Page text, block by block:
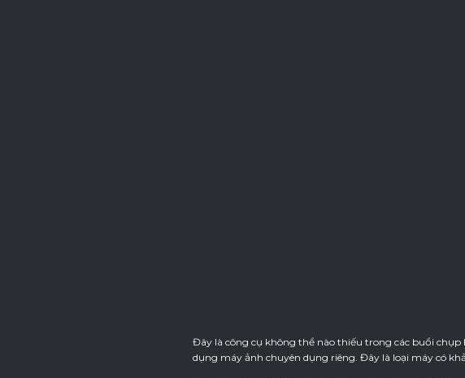
Đây là công cụ không thể nào thiếu trong các buổi
dụng máy ảnh chuyên dụng riêng. Đây là loại máy có